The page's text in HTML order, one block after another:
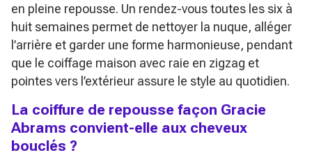
en pleine repousse. Un rendez-vous toutes les six à
huit semaines permet de nettoyer la nuque, alléger
l’arrière et garder une forme harmonieuse, pendant
que le coiffage maison avec raie en zigzag et
pointes vers l’extérieur assure le style au quotidien.
La coiffure de repousse façon Gracie
Abrams convient-elle aux cheveux
bouclés ?